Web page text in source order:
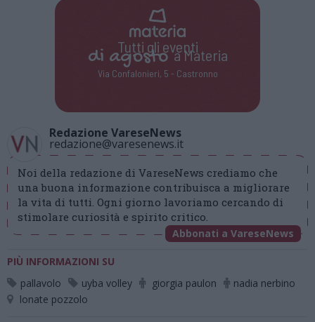
Tutti gli eventi
di agostoa Materia
Via Confalonieri, 5 - Castronno
Redazione VareseNews
redazione@varesenews.it
Noi della redazione di VareseNews crediamo che
una buona informazione contribuisca a migliorare
la vita di tutti. Ogni giorno lavoriamo cercando di
stimolare curiosità e spirito critico.
Abbonati a VareseNews
PIÙ INFORMAZIONI SU
pallavolo
uyba volley giorgia paulon
nadia nerbino
lonate pozzolo